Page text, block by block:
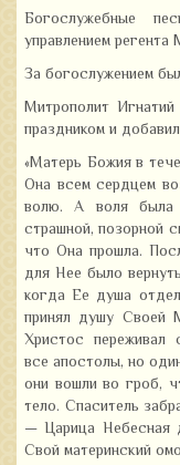
Богослужебные
управлением регента
За богослужением
Митрополит
праздником и
«Матерь Божия в
Она всем сердцем
волю. А воля была
страшной, позорной
что Она прошла.
для Нее было
когда Ее душа
принял душу Своей
Христос переживал
все апостолы, но
они вошли во гроб,
тело. Спаситель
— Царица Небесная
Свой материнский